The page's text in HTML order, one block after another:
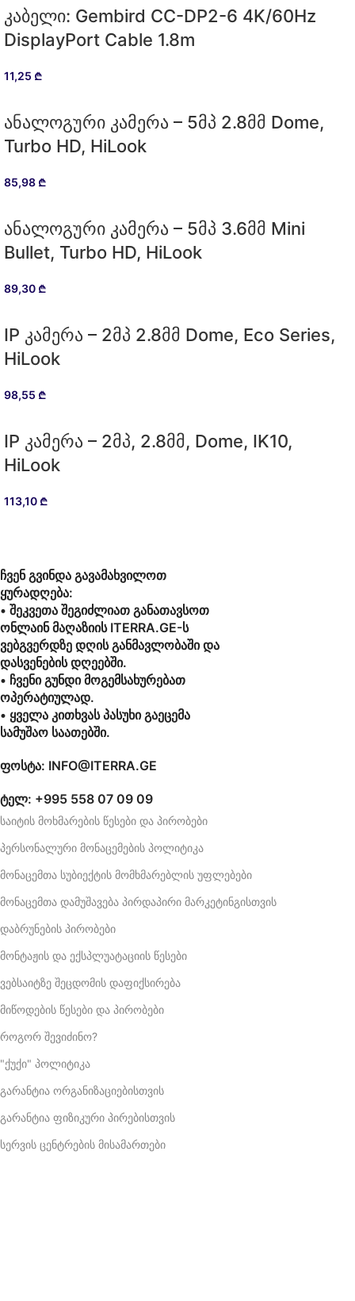
კაბელი: Gembird CC-DP2-6 4K/60Hz
DisplayPort Cable 1.8m
11,25 ₾
ანალოგური კამერა – 5მპ 2.8მმ Dome,
Turbo HD, HiLook
85,98 ₾
ანალოგური კამერა – 5მპ 3.6მმ Mini
Bullet, Turbo HD, HiLook
89,30 ₾
IP კამერა – 2მპ 2.8მმ Dome, Eco Series,
HiLook
98,55 ₾
IP კამერა – 2მპ, 2.8მმ, Dome, IK10,
HiLook
113,10 ₾
ჩვენ გვინდა გავამახვილოთ
ყურადღება:
• შეკვეთა შეგიძლიათ განათავსოთ
ონლაინ მაღაზიის ITERRA.GE-ს
ვებგვერდზე დღის განმავლობაში და
დასვენების დღეებში.
• ჩვენი გუნდი მოგემსახურებათ
ოპერატიულად.
• ყველა კითხვას პასუხი გაეცემა
სამუშაო საათებში.
ფოსტა: INFO@ITERRA.GE
ტელ: +995 558 07 09 09
საიტის მოხმარების წესები და პირობები
პერსონალური მონაცემების პოლიტიკა
მონაცემთა სუბიექტის მომხმარებლის უფლებები
მონაცემთა დამუშავება პირდაპირი მარკეტინგისთვის
დაბრუნების პირობები
მონტაჟის და ექსპლუატაციის წესები
ვებსაიტზე შეცდომის დაფიქსირება
მიწოდების წესები და პირობები
როგორ შევიძინო?
"ქუქი" პოლიტიკა
გარანტია ორგანიზაციებისთვის
გარანტია ფიზიკური პირებისთვის
სერვის ცენტრების მისამართები